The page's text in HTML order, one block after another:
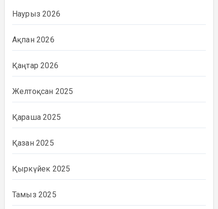
Наурыз 2026
Ақпан 2026
Қаңтар 2026
Желтоқсан 2025
Қараша 2025
Қазан 2025
Қыркүйек 2025
Тамыз 2025